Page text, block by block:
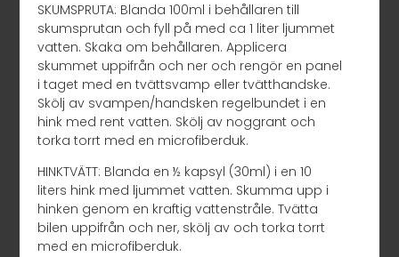
SKUMSPRUTA: Blanda 100ml i behållaren till
skumsprutan och fyll på med ca 1 liter ljummet
vatten. Skaka om behållaren. Applicera
skummet uppifrån och ner och rengör en panel
i taget med en tvättsvamp eller tvätthandske.
Skölj av svampen/handsken regelbundet i en
hink med rent vatten. Skölj av noggrant och
torka torrt med en microfiberduk.
HINKTVÄTT: Blanda en ½ kapsyl (30ml) i en 10
liters hink med ljummet vatten. Skumma upp i
hinken genom en kraftig vattenstråle. Tvätta
bilen uppifrån och ner, skölj av och torka torrt
med en microfiberduk.